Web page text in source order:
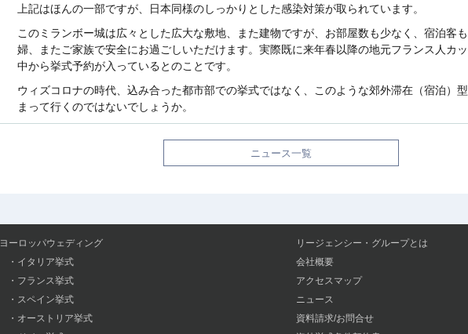
上記はほんの一部ですが、日本同様のしっかりとした感染対策が取られています。
このミランボー城は広々とした広大な敷地、また建物ですが、お部屋数も少なく、宿泊客
婦、またご家族で安全にお過ごしいただけます。実際既に来年春以降の地元フランス人カ
中から挙式予約が入っているとのことです。
ウィズコロナの時代、込み合った都市部での挙式ではなく、このような郊外滞在（宿泊）
まって行くのではないでしょうか。
ニュース一覧
ヨーロッパウェディング
・ イタリア挙式
・ フランス挙式
・ スペイン挙式
・ オーストリア挙式
リージェンシー・グループとは
会社概要
アクセスマップ
ニュース
資料請求/お問合せ